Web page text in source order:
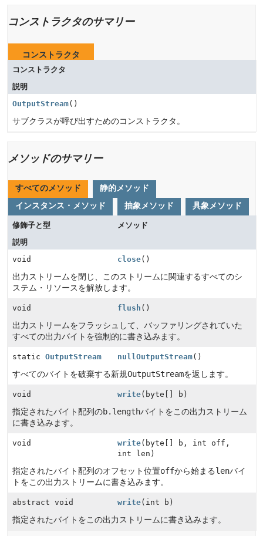
コンストラクタのサマリー
コンストラクタ
コンストラクタ
説明
OutputStream()
サブクラスが呼び出すためのコンストラクタ。
メソッドのサマリー
すべてのメソッド
静的メソッド
インスタンス・メソッド
抽象メソッド 具象メソッド
修飾子と型
メソッド
説明
void
close()
出力ストリームを閉じ、このストリームに関連するすべてのシ
ステム・リソースを解放します。
void flush ()
出力ストリームをフラッシュして、バッファリングされていた
すべての出力バイトを強制的に書き込みます。
static OutputStream nullOutputStream()
すべてのバイトを破棄する新規OutputStreamを返します。
void write(byte[] b)
指定されたバイト配列のb.lengthバイトをこの出力ストリーム
に書き込みます。
void write(byte[] b, int off,
int len)
指定されたバイト配列のオフセット位置offから始まるlenバイ
トをこの出力ストリームに書き込みます。
abstract void write(int b)
指定されたバイトをこの出力ストリームに書き込みます。